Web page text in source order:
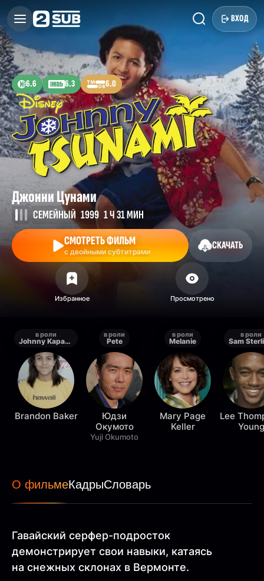
ВХОД
6.6 6.3 6.0
Джонни Цунами
СЕМЕЙНЫЙ 1999 1 Ч 31 МИН
СМОТРЕТЬ ФИЛЬМ
с двойными субтитрами
СКАЧАТЬ
в роли
Johnny Kapahaala
Brandon Baker
в роли
Pete
Юдзи
Окумото
Yuji Okumoto
в роли
Melanie
Mary Page
Keller
в роли
Sam
Lee
Young
О фильмеКадрыСловарь
Гавайский серфер-подросток
демонстрирует свои навыки, катаясь
на снежных склонах в Вермонте.